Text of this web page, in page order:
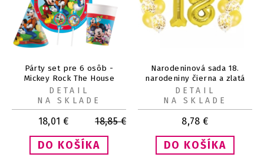
Párty set pre 6 osôb -
Mickey Rock The House
18,01 € 18,85€
DETAIL
NA SKLADE
Narodeninová sada 18.
narodeniny čierna a zlatá
8,78 €
DETAIL
NA SKLADE